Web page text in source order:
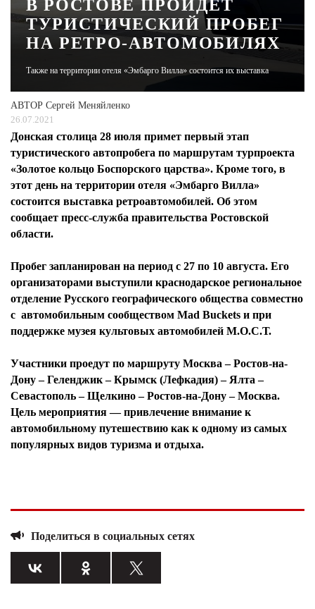
ЖУРНАЛ
В РОСТОВЕ ПРОЙДЁТ
ТУРИСТИЧЕСКИЙ ПРОБЕГ
НА РЕТРО-АВТОМОБИЛЯХ
Также на территории отеля «Эмбарго Вилла» состоится их выставка
АВТОР Сергей Меняйленко
26.07.2021
Донская столица 28 июля примет первый этап
туристического автопробега по маршрутам турпроекта
«Золотое кольцо Боспорского царства». Кроме того, в
этот день на территории отеля «Эмбарго Вилла»
состоится выставка ретроавтомобилей. Об этом
сообщает пресс-служба правительства Ростовской
области.
Пробег запланирован на период с 27 по 10 августа. Его
организаторами выступили краснодарское региональное
отделение Русского географического общества совместно
с автомобильным сообществом Mad Buckets и при
поддержке музея культовых автомобилей М.О.С.Т.
Участники проедут по маршруту Москва – Ростов-на-
Дону – Геленджик – Крымск (Лефкадия) – Ялта –
Севастополь – Щелкино – Ростов-на-Дону – Москва.
Цель мероприятия — привлечение внимание к
автомобильному путешествию как к одному из самых
популярных видов туризма и отдыха.
Поделиться в социальных сетях